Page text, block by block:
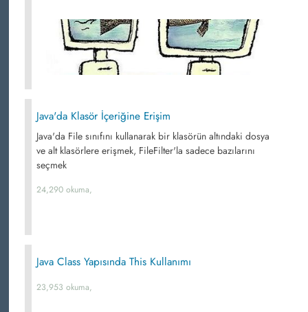
Java'da Klasör İçeriğine Erişim
Java'da File sınıfını kullanarak bir klasörün altındaki dosya
ve alt klasörlere erişmek, FileFilter'la sadece bazılarını
seçmek
24,290 okuma,
Java Class Yapısında This Kullanımı
23,953 okuma,